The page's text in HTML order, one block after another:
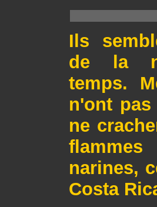
Ils
de la
temps.
n'ont
ne
narines,
Costa